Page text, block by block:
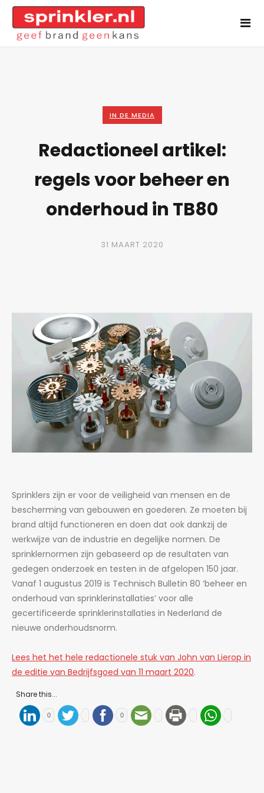
IN DE MEDIA
Redactioneel artikel:
regels voor beheer en
onderhoud in TB80
31 MAART 2020
Sprinklers zijn er voor de veiligheid van mensen en de
bescherming van gebouwen en goederen. Ze moeten bij
brand altijd functioneren en doen dat ook dankzij de
werkwijze van de industrie en degelijke normen. De
sprinklernormen zijn gebaseerd op de resultaten van
gedegen onderzoek en testen in de afgelopen 150 jaar.
Vanaf 1 augustus 2019 is Technisch Bulletin 80 ‘beheer en
onderhoud van sprinklerinstallaties’ voor alle
gecertificeerde sprinklerinstallaties in Nederland de
nieuwe onderhoudsnorm.
Lees het het hele redactionele stuk van John van Lierop in
de editie van Bedrijfsgoed van 11 maart 2020.
Share this...
0 0